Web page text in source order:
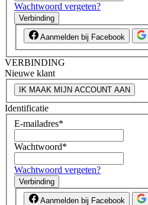
Wachtwoord vergeten?
Verbinding
Aanmelden bij Facebook
VERBINDING
Nieuwe klant
IK MAAK MIJN ACCOUNT AAN
Identificatie
E-mailadres*
Wachtwoord*
Wachtwoord vergeten?
Verbinding
Aanmelden bij Facebook